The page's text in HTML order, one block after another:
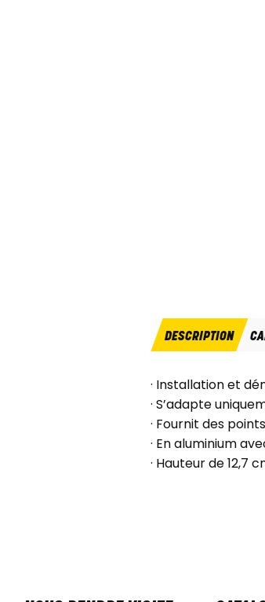
DESCRIPTION
· Installation et
· S’adapte
· Fournit des
· En aluminium
· Hauteur de 12,7